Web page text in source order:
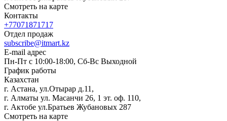
Смотреть на карте
Контакты
+77071871717
Отдел продаж
subscribe@itmart.kz
E-mail адрес
Пн-Пт с 10:00-18:00, Сб-Вс Выходной
График работы
Казахстан
г. Астана, ул.Отырар д.11,
г. Алматы ул. Масанчи 26, 1 эт. оф. 110,
г. Актобе ул.Братьев Жубановых 287
Смотреть на карте